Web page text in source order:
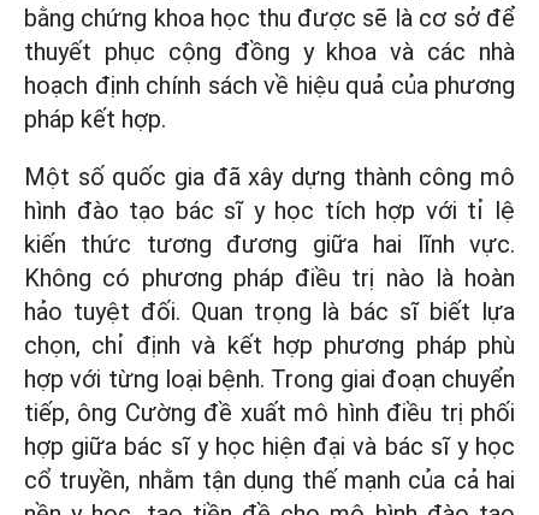
bằng chứng khoa học thu được sẽ là cơ sở để
thuyết phục cộng đồng y khoa và các nhà
hoạch định chính sách về hiệu quả của phương
pháp kết hợp.
Một số quốc gia đã xây dựng thành công mô
hình đào tạo bác sĩ y học tích hợp với tỉ lệ
kiến thức tương đương giữa hai lĩnh vực.
Không có phương pháp điều trị nào là hoàn
hảo tuyệt đối. Quan trọng là bác sĩ biết lựa
chọn, chỉ định và kết hợp phương pháp phù
hợp với từng loại bệnh. Trong giai đoạn chuyển
tiếp, ông Cường đề xuất mô hình điều trị phối
hợp giữa bác sĩ y học hiện đại và bác sĩ y học
cổ truyền, nhằm tận dụng thế mạnh của cả hai